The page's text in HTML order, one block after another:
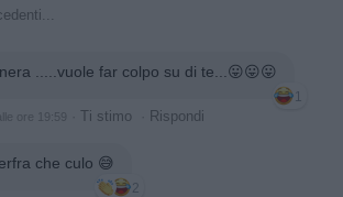
.....vuole far colpo su di te...😛😛😛
1
ore 19:59 Ti stimo Rispondi
che culo 😅
2